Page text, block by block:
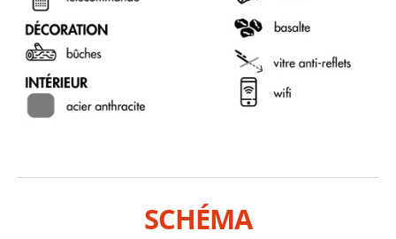
SCHÉMA